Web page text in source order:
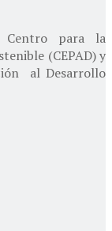
Centro para la
(CEPAD) y
al Desarrollo